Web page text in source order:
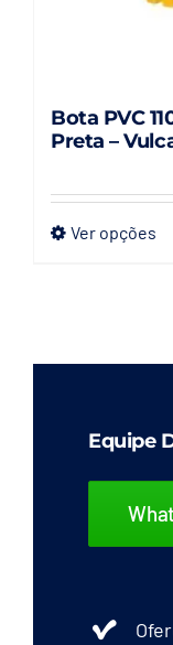
Bota PVC
Preta –
Ver opções
Equipe